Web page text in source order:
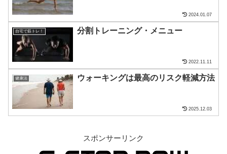
2024.01.07
自宅で筋トレ！ 分割トレーニング・メニュー
2022.11.11
健康法 ウォーキングは最高のリスク軽減方法
2025.12.03
スポンサーリンク